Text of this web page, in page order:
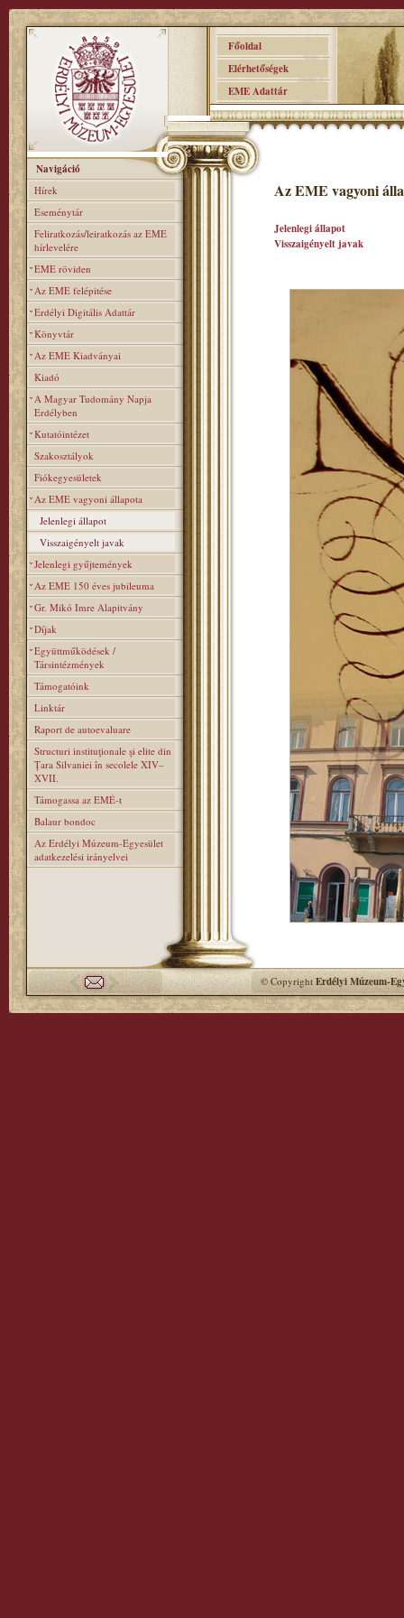
Főoldal
Elérhetőségek
EME Adattár
Navigáció
Hírek
Eseménytár
Feliratkozás/leiratkozás az EME
hírlevelére
EME röviden
Az EME felépitése
Erdélyi Digitális Adattár
Könyvtár
Az EME Kiadványai
Kiadó
A Magyar Tudomány Napja
Erdélyben
Kutatóintézet
Szakosztályok
Fiókegyesületek
Az EME vagyoni állapota
Jelenlegi állapot
Visszaigényelt javak
Jelenlegi gyűjtemények
Az EME 150 éves jubileuma
Gr. Mikó Imre Alapitvány
Díjak
Együttműködések /
Társintézmények
Támogatóink
Linktár
Raport de autoevaluare
Structuri instituţionale şi elite din
Ţara Silvaniei în secolele XIV–
XVII.
Támogassa az EMÉ-t
Balaur bondoc
Az Erdélyi Múzeum-Egyesület
adatkezelési irányelvei
Az EME vagyoni
Jelenlegi állapot
Visszaigényelt javak
© CopyrightErdélyi Múzeum-